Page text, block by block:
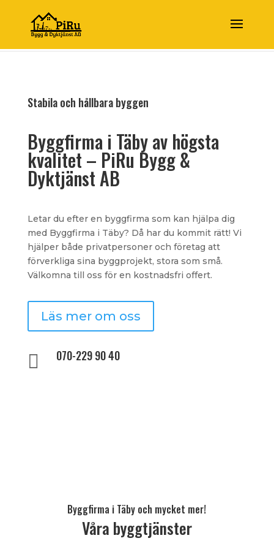
Stabila och hållbara byggen
Byggfirma i Täby av högsta
kvalitet – PiRu Bygg &
Dyktjänst AB
Letar du efter en byggfirma som kan hjälpa dig
med Byggfirma i Täby? Då har du kommit rätt! Vi
hjälper både privatpersoner och företag att
förverkliga sina byggprojekt, stora som små.
Välkomna till oss för en kostnadsfri offert.
Läs mer om oss
 070-229 90 40
Byggfirma i Täby och mycket mer!
Våra byggtjänster